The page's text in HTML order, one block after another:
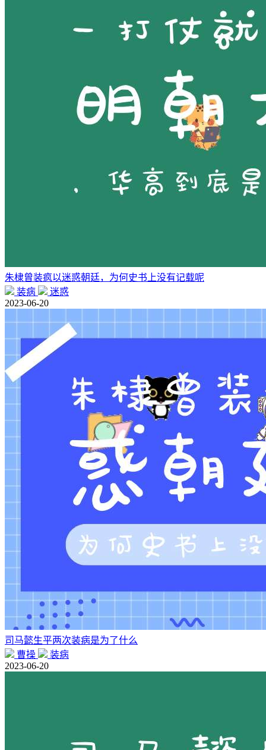
朱棣曾装疯以迷惑朝廷，为何史书上没有记载呢
装病
迷惑
2023-06-20
司马懿生平两次装病是为了什么
曹操
装病
2023-06-20